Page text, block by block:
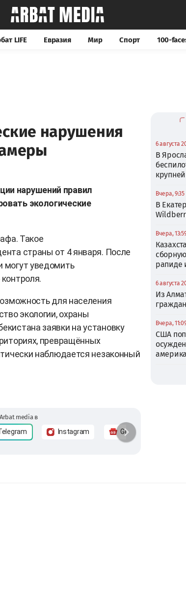
LIFE Евразия Мир Спорт 100-
нарушения
нарушений правил
экологические
Такое
страны от 4 января. После
могут уведомить
для населения
экологии, охраны
заявки на установку
превращённых
наблюдается незаконный
media в
Instagram Google News
6 августа
В
Вчера, 9:35
В
Вчера,
рапиде
6 августа
Из
Вчера,
США